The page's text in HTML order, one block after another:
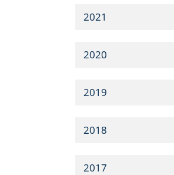
2021
2020
2019
2018
2017